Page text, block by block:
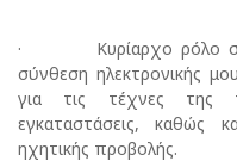
· Κυρίαρχο ρόλο στο
σύνθεση ηλεκτρονικής
για τις τέχνες της
εγκαταστάσεις, καθώς
ηχητικής προβολής.